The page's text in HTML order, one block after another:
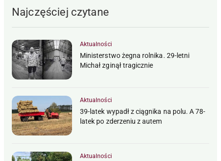
Najczęściej czytane
Aktualności
Ministerstwo żegna rolnika. 29-letni
Michał zginął tragicznie
Aktualności
39-latek wypadł z ciągnika na polu. A 78-
latek po zderzeniu z autem
Aktualności